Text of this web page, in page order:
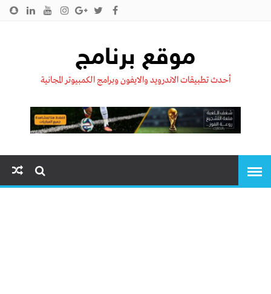
موقع برنامج
أحدث تطبيقات الاندرويد والايفون وبرامج الكمبيوتر المجانية